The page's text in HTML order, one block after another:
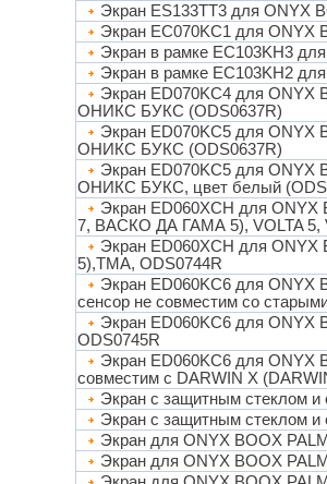
Экран ES133TT3 для ONYX
Экран EC070KC1 для ONYX
Экран в рамке EC103KH3
Экран в рамке EC103KH2
Экран ED070KC4 для
ОНИКС БУКС (ODS0637R)
Экран ED070KC5 для
ОНИКС БУКС (ODS0637R)
Экран ED070KC5 для
ОНИКС БУКС, цвет белый
Экран ED060XCH для
7, ВАСКО ДА ГАМА 5), VOLTA 5,
Экран ED060XCH для
5),TMA, ODS0744R
Экран ED060KC6 для ONYX
сенсор не совместим со
Экран ED060KC6 для
ODS0745R
Экран ED060KC6 для
совместим с DARWIN X
Экран с защитным стеклом и
Экран с защитным стеклом и
Экран для ONYX BOOX
Экран для ONYX BOOX